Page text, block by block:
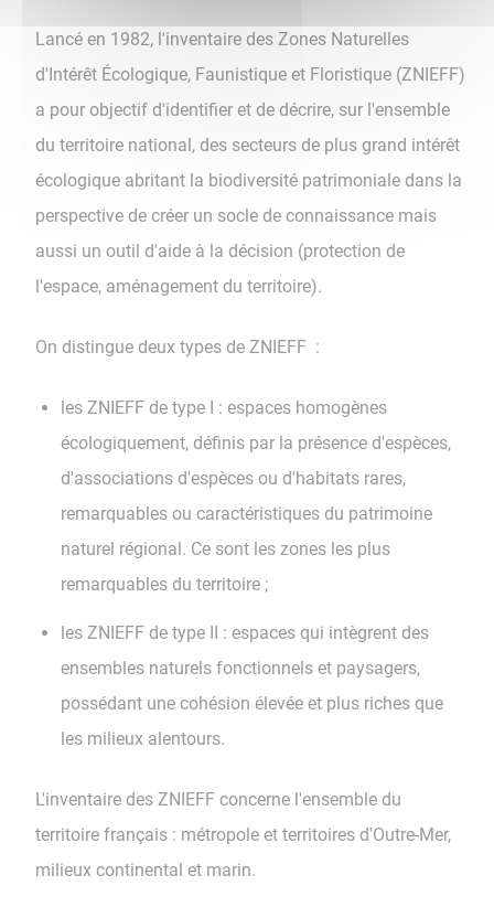
Lancé en 1982, l'inventaire des Zones Naturelles
d'Intérêt Écologique, Faunistique et Floristique (ZNIEFF)
a pour objectif d'identifier et de décrire, sur l'ensemble
du territoire national, des secteurs de plus grand intérêt
écologique abritant la biodiversité patrimoniale dans la
perspective de créer un socle de connaissance mais
aussi un outil d'aide à la décision (protection de
l'espace, aménagement du territoire).
On distingue deux types de ZNIEFF :
les ZNIEFF de type I : espaces homogènes
écologiquement, définis par la présence d'espèces,
d'associations d'espèces ou d'habitats rares,
remarquables ou caractéristiques du patrimoine
naturel régional. Ce sont les zones les plus
remarquables du territoire ;
les ZNIEFF de type II : espaces qui intègrent des
ensembles naturels fonctionnels et paysagers,
possédant une cohésion élevée et plus riches que
les milieux alentours.
L'inventaire des ZNIEFF concerne l'ensemble du
territoire français : métropole et territoires d'Outre-Mer,
milieux continental et marin.